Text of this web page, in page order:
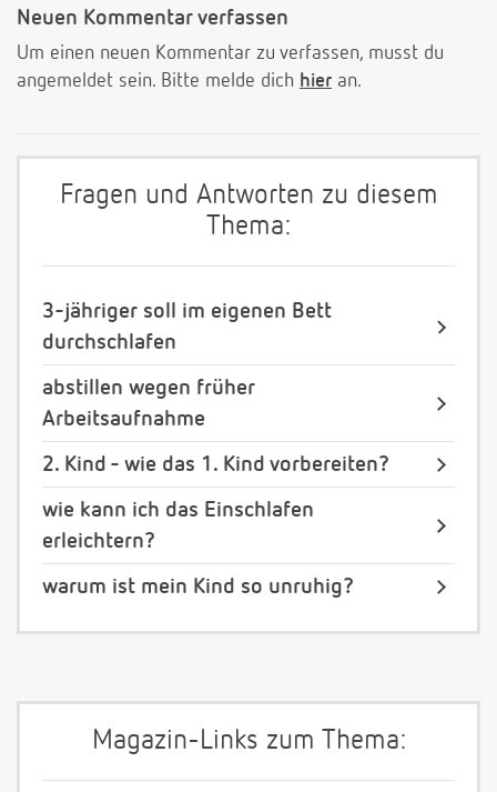
Neuen Kommentar verfassen
Um einen neuen Kommentar zu verfassen, musst du
angemeldet sein. Bitte melde dich hier an.
Fragen und Antworten zu diesem
Thema:
3-jähriger soll im eigenen Bett
durchschlafen
abstillen wegen früher
Arbeitsaufnahme
2. Kind - wie das 1. Kind vorbereiten?
wie kann ich das Einschlafen
erleichtern?
warum ist mein Kind so unruhig?
Magazin-Links zum Thema: